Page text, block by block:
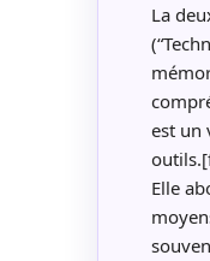
La
est un
Elle